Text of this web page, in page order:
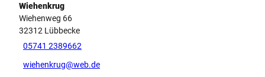
Wiehenkrug
Wiehenweg 66
32312 Lübbecke
05741 2389662
wiehenkrug@web.de